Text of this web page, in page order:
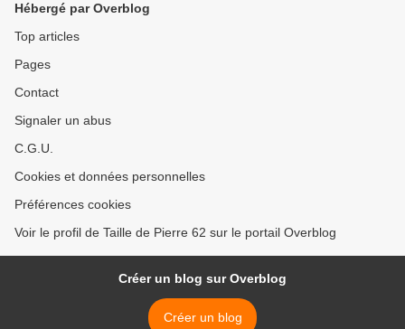
Hébergé par Overblog
Top articles
Pages
Contact
Signaler un abus
C.G.U.
Cookies et données personnelles
Préférences cookies
Voir le profil de Taille de Pierre 62 sur le portail Overblog
Créer un blog sur Overblog
Créer un blog